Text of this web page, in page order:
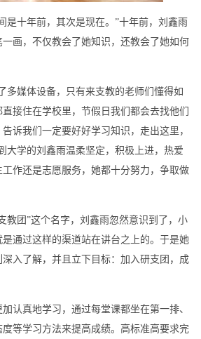
是十年前，其次是现在。”十年前，刘鑫雨
画，不仅教会了她知识，还教会了她如何
多媒体设备，只有来支教的老师们懂得如
接住在学校里，节假日我们都会去找他们
诉我们一定要好好学习知识，走出这里，
大学的刘鑫雨温柔坚定，积极上进，热爱
作还是志愿服务，她都十分努力，争取做
教团”这个名字，刘鑫雨忽然意识到了，小
通过这样的渠道站在讲台之上的。于是她
入了解，并且立下目标：加入研支团，成
认真地学习，通过每堂课都坐在第一排、
等学习方法来提高成绩。高标准高要求完